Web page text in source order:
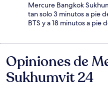
Mercure Bangkok
tan solo 3 minutos a pie
BTS y a 18 minutos a pie
Opiniones
Opiniones de
Sukhumvit 24